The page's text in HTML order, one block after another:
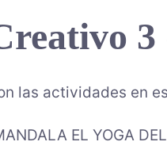
3
las actividades en
EL YOGA